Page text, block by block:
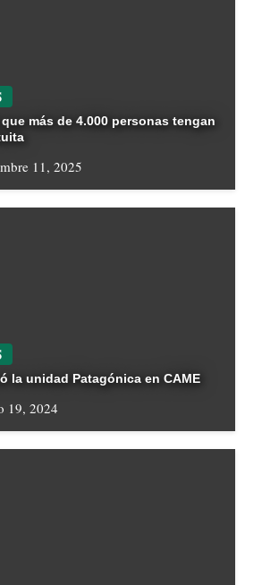
más de 4.000 personas tengan
11, 2025
la unidad Patagónica en CAME
19, 2024